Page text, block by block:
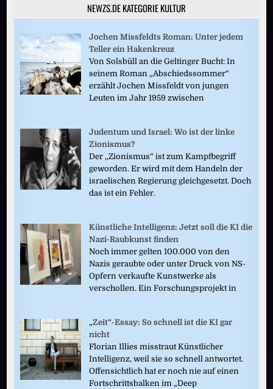
NEWZS.DE KATEGORIE KULTUR
Jochen Missfeldts Roman: Unter jedem
Teller ein Hakenkreuz
Von Solsbüll an die Geltinger Bucht: In
seinem Roman „Abschiedssommer“
erzählt Jochen Missfeldt von jungen
Leuten im Jahr 1959 zwischen
Judentum und Israel: Wo ist der linke
Zionismus?
Der „Zionismus“ ist zum Kampfbegriff
geworden. Er wird mit dem Handeln der
israelischen Regierung gleichgesetzt. Doch
das ist ein Fehler.
Künstliche Intelligenz: Jetzt soll die KI die
Nazi-Raubkunst finden
Noch immer gelten 100.000 von den
Nazis geraubte oder unter Druck von NS-
Opfern verkaufte Kunstwerke als
verschollen. Ein Forschungsprojekt in
„Zeit“-Essay: So schnell ist die KI gar
nicht
Florian Illies misstraut Künstlicher
Intelligenz, weil sie so schnell antwortet.
Offensichtlich hat er noch nie auf einen
Fortschrittsbalken im „Deep